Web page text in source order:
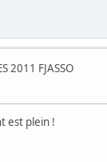
2011 FJASSO
est plein !